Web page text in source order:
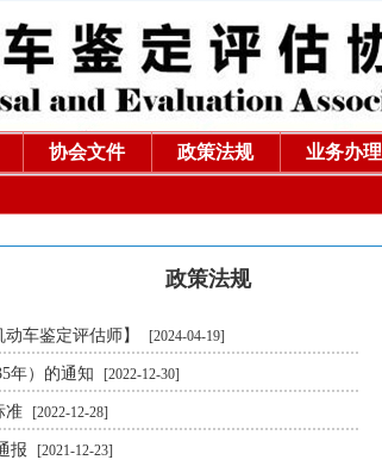
协会文件 政策法规 业务办理
政策法规
动车鉴定评估师】 [2024-04-19]
年）的通知 [2022-12-30]
准 [2022-12-28]
报 [2021-12-23]